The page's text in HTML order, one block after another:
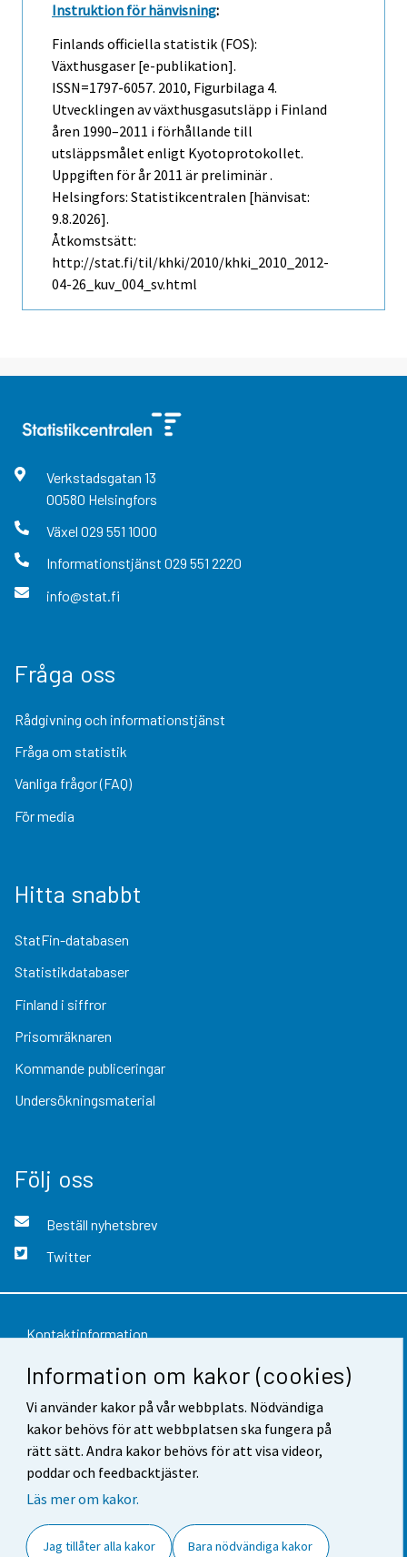
Information om kakor (cookies)
Vi använder kakor på vår webbplats. Nödvändiga
kakor behövs för att webbplatsen ska fungera på
rätt sätt. Andra kakor behövs för att visa videor,
poddar och feedbacktjäster.
Läs mer om kakor.
Jag tillåter alla kakor Bara nödvändiga kakor
Instruktion för hänvisning:
Finlands officiella statistik (FOS):
Växthusgaser [e-publikation].
ISSN=1797-6057. 2010, Figurbilaga 4.
Utvecklingen av växthusgasutsläpp i Finland
åren 1990–2011 i förhållande till
utsläppsmålet enligt Kyotoprotokollet.
Uppgiften för år 2011 är preliminär .
Helsingfors: Statistikcentralen [hänvisat:
9.8.2026].
Åtkomstsätt:
http://stat.fi/til/khki/2010/khki_2010_2012-
04-26_kuv_004_sv.html
Verkstadsgatan 13
00580 Helsingfors
Växel 029 551 1000
Informationstjänst 029 551 2220
info@stat.fi
Fråga oss
Rådgivning och informationstjänst
Fråga om statistik
Vanliga frågor (FAQ)
För media
Hitta snabbt
StatFin-databasen
Statistikdatabaser
Finland i siffror
Prisomräknaren
Kommande publiceringar
Undersökningsmaterial
Följ oss
Beställ nyhetsbrev
Twitter
Kontaktinformation
Respons
Användarvillkor
Dataskydd
Tillgänglighet
Cookie-inställningar